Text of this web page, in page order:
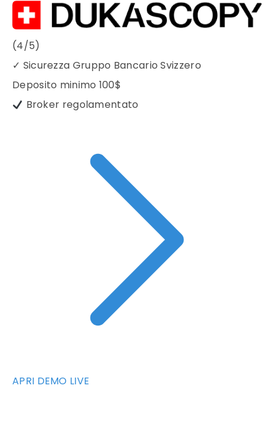
(4/5)
✓ Sicurezza Gruppo Bancario Svizzero
Deposito minimo 100$
Broker regolamentato
APRI DEMO LIVE